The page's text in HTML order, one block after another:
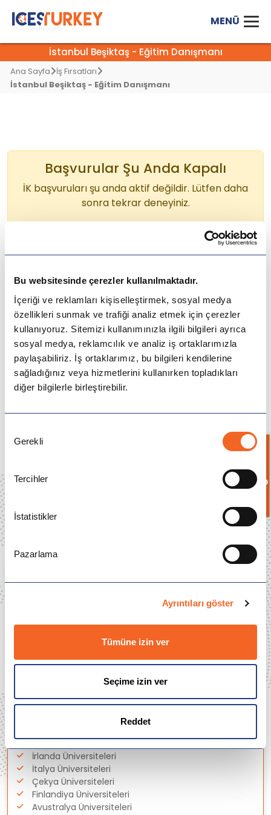
Bu websitesinde çerezler kullanılmaktadır.
İçeriği ve reklamları kişiselleştirmek, sosyal medya
özellikleri sunmak ve trafiği analiz etmek için çerezler
kullanıyoruz. Sitemizi kullanımınızla ilgili bilgileri ayrıca
sosyal medya, reklamcılık ve analiz iş ortaklarımızla
paylaşabiliriz. İş ortaklarımız, bu bilgileri kendilerine
sağladığınız veya hizmetlerini kullanırken topladıkları
diğer bilgilerle birleştirebilir.
Seçimi
Gerekli
Tercihler
İstatistikler
Pazarlama
Ayrıntıları göster
Tümüne izin ver
Seçime izin ver
Reddet
İstanbul Beşiktaş - Eğitim Danışmanı
Ana Sayfa
İş Fırsatları
İstanbul Beşiktaş - Eğitim Danışmanı
Başvurular Şu Anda Kapalı
İK başvuruları şu anda aktif değildir. Lütfen daha
sonra tekrar deneyiniz.
444 22 03
Bize Ulaşın
Üniversite Programları
Yurtdışı Dil Okulları
Almanya Üniversiteleri
Amerika Üniversiteleri
İngiltere Üniversiteleri
Macaristan Üniversiteleri
İrlanda Üniversiteleri
İtalya Üniversiteleri
Çekya Üniversiteleri
Finlandiya Üniversiteleri
Avustralya Üniversiteleri
Bilgi İste